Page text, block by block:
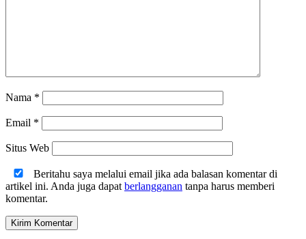
Nama *
Email *
Situs Web
Beritahu saya melalui email jika ada balasan komentar di
artikel ini. Anda juga dapat berlangganan tanpa harus memberi
komentar.